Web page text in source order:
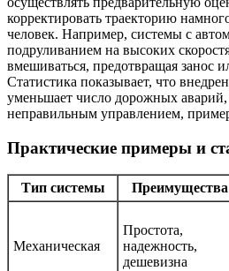
корректировать траекторию
человек. Например, системы с
подруливанием на высоких
вмешиваться, предотвращая занос
Статистика показывает, что
уменьшает число дорожных аварий,
неправильным управлением,
Практические примеры и
Тип системы Преимущества
Механическая
Простота,
надежность,
дешевизна